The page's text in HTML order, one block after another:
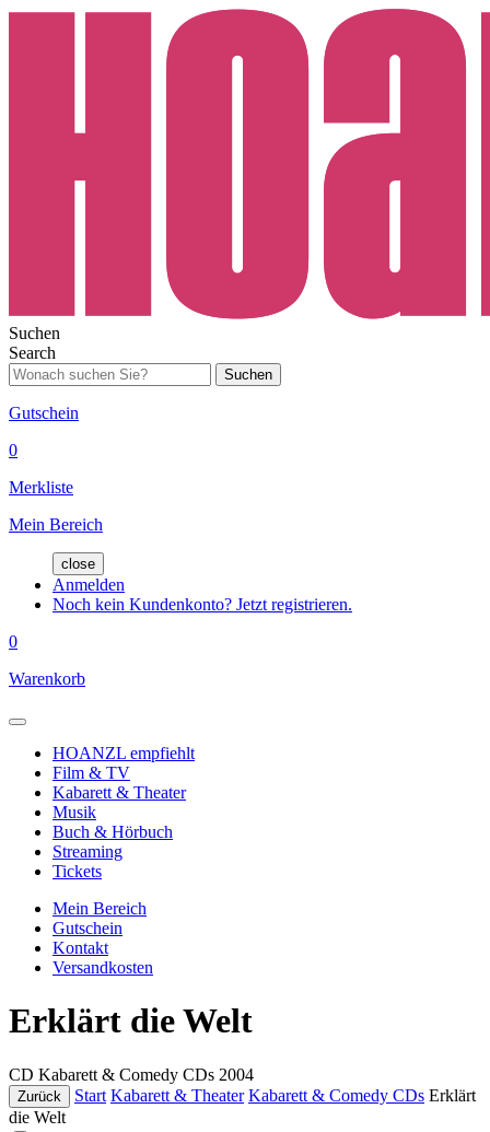
Suchen
Search
Suchen
Gutschein
0
Merkliste
Mein Bereich
close
Anmelden
Noch kein Kundenkonto? Jetzt registrieren.
0
Warenkorb
HOANZL empfiehlt
Film & TV
Kabarett & Theater
Musik
Buch & Hörbuch
Streaming
Tickets
Mein Bereich
Gutschein
Kontakt
Versandkosten
Erklärt die Welt
CD Kabarett & Comedy CDs 2004
Zurück Start Kabarett & Theater Kabarett & Comedy CDs Erklärt
die Welt